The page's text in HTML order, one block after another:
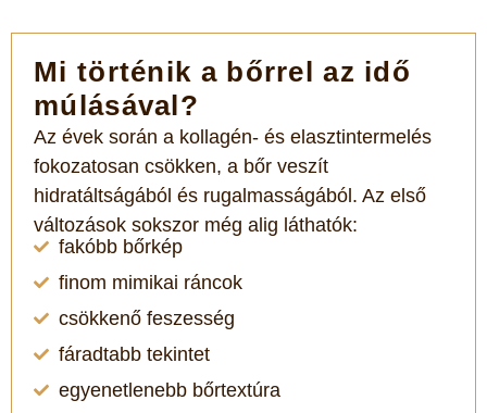
Mi történik a bőrrel az idő
múlásával?
Az évek során a kollagén- és elasztintermelés
fokozatosan csökken, a bőr veszít
hidratáltságából és rugalmasságából. Az első
változások sokszor még alig láthatók:
fakóbb bőrkép
finom mimikai ráncok
csökkenő feszesség
fáradtabb tekintet
egyenetlenebb bőrtextúra